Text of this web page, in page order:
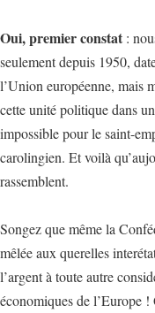
Oui, premier constat :
seulement depuis 1950,
l’Union européenne, mais
cette unité politique dans
impossible pour le saint-
carolingien. Et voilà
rassemblent.
Songez que même la
mêlée aux querelles
l’argent à toute autre
économiques de l’Europe !